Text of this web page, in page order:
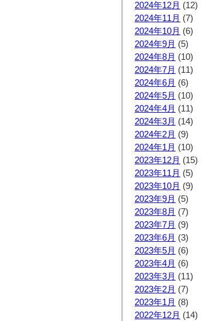
2024年12月 (12)
2024年11月 (7)
2024年10月 (6)
2024年9月 (5)
2024年8月 (10)
2024年7月 (11)
2024年6月 (6)
2024年5月 (10)
2024年4月 (11)
2024年3月 (14)
2024年2月 (9)
2024年1月 (10)
2023年12月 (15)
2023年11月 (5)
2023年10月 (9)
2023年9月 (5)
2023年8月 (7)
2023年7月 (9)
2023年6月 (3)
2023年5月 (6)
2023年4月 (6)
2023年3月 (11)
2023年2月 (7)
2023年1月 (8)
2022年12月 (14)